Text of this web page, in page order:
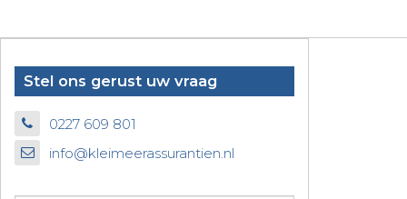
Stel ons gerust uw vraag
0227 609 801
info@kleimeerassurantien.nl